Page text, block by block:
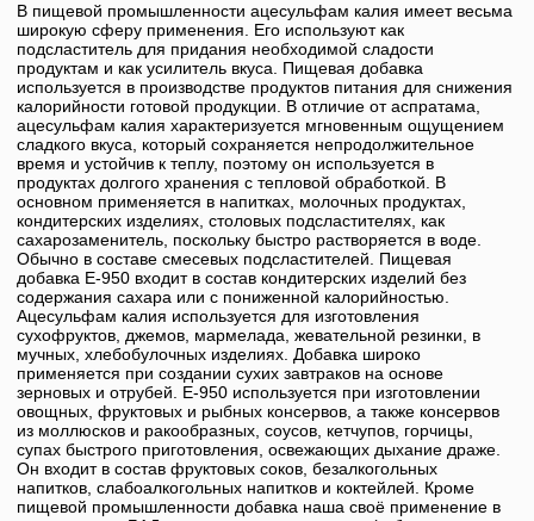
В пищевой промышленности ацесульфам калия имеет весьма
широкую сферу применения. Его используют как
подсластитель для придания необходимой сладости
продуктам и как усилитель вкуса. Пищевая добавка
используется в производстве продуктов питания для снижения
калорийности готовой продукции. В отличие от аспратама,
ацесульфам калия характеризуется мгновенным ощущением
сладкого вкуса, который сохраняется непродолжительное
время и устойчив к теплу, поэтому он используется в
продуктах долгого хранения с тепловой обработкой. В
основном применяется в напитках, молочных продуктах,
кондитерских изделиях, столовых подсластителях, как
сахарозаменитель, поскольку быстро растворяется в воде.
Обычно в составе смесевых подсластителей. Пищевая
добавка Е-950 входит в состав кондитерских изделий без
содержания сахара или с пониженной калорийностью.
Ацесульфам калия используется для изготовления
сухофруктов, джемов, мармелада, жевательной резинки, в
мучных, хлебобулочных изделиях. Добавка широко
применяется при создании сухих завтраков на основе
зерновых и отрубей. Е-950 используется при изготовлении
овощных, фруктовых и рыбных консервов, а также консервов
из моллюсков и ракообразных, соусов, кетчупов, горчицы,
супах быстрого приготовления, освежающих дыхание драже.
Он входит в состав фруктовых соков, безалкогольных
напитков, слабоалкогольных напитков и коктейлей. Кроме
пищевой промышленности добавка наша своё применение в